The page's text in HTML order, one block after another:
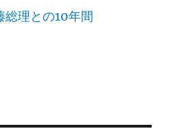
理との10年間